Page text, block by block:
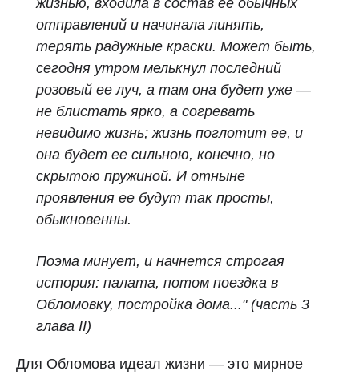
жизнью, входила в состав ее обычных
отправлений и начинала линять,
терять радужные краски. Может быть,
сегодня утром мелькнул последний
розовый ее луч, а там она будет уже —
не блистать ярко, а согревать
невидимо жизнь; жизнь поглотит ее, и
она будет ее сильною, конечно, но
скрытою пружиной. И отныне
проявления ее будут так просты,
обыкновенны.
Поэма минует, и начнется строгая
история: палата, потом поездка в
Обломовку, постройка дома..." (часть 3
глава II)
Для Обломова идеал жизни — это мирное